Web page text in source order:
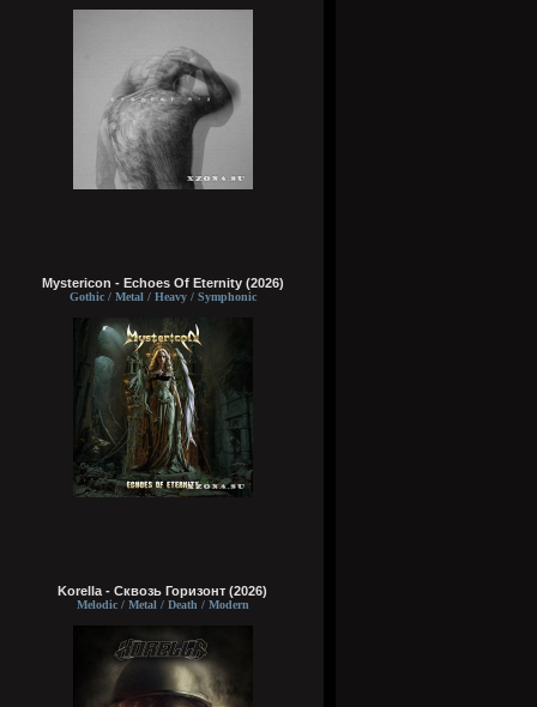
Mystericon - Echoes Of Eternity (2026)
Gothic / Metal / Heavy / Symphonic
Korella - Сквозь Горизонт (2026)
Melodic / Metal / Death / Modern